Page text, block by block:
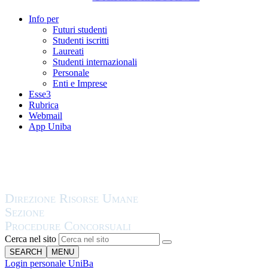
Info per
Futuri studenti
Studenti iscritti
Laureati
Studenti internazionali
Personale
Enti e Imprese
Esse3
Rubrica
Webmail
App Uniba
Cerca nel sito
SEARCH MENU
Login personale UniBa